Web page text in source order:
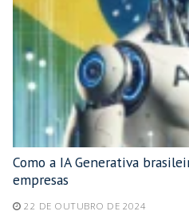
Como a IA Generativa
empresas
22 DE OUTUBRO DE 2024